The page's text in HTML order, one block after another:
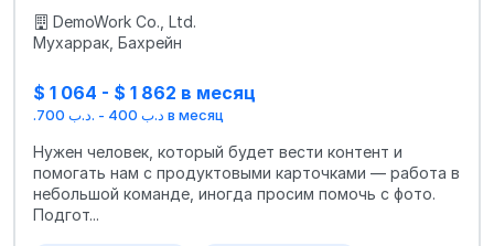
DemoWork Co., Ltd.
Мухаррак, Бахрейн
$ 1 064 - $ 1 862 в месяц
.د.ب 400 - .د.ب 700 в месяц
Нужен человек, который будет вести контент и
помогать нам с продуктовыми карточками — работа в
небольшой команде, иногда просим помочь с фото.
Подгот...